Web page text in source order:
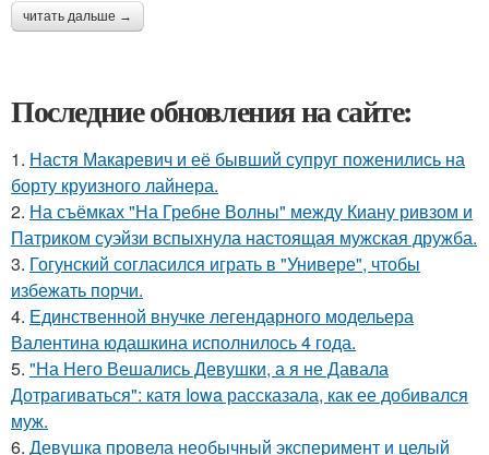
читать дальше →
Последние обновления на сайте:
1. Настя Макаревич и её бывший супруг поженились на
борту круизного лайнера.
2. На съёмках "На Гребне Волны" между Киану ривзом и
Патриком суэйзи вспыхнула настоящая мужская дружба.
3. Гогунский согласился играть в "Универе", чтобы
избежать порчи.
4. Единственной внучке легендарного модельера
Валентина юдашкина исполнилось 4 года.
5. "На Него Вешались Девушки, а я не Давала
Дотрагиваться": катя Iowa рассказала, как ее добивался
муж.
6. Девушка провела необычный эксперимент и целый